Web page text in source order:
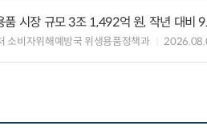
시장 규모 3조 1,492억 원, 작년 대비
소비자위해예방국 위생용품정책과